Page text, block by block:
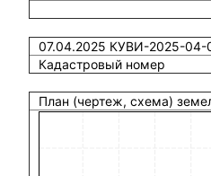
07.04.2025 КУВИ-2025-04-
Кадастровый номер
План (чертеж, схема)